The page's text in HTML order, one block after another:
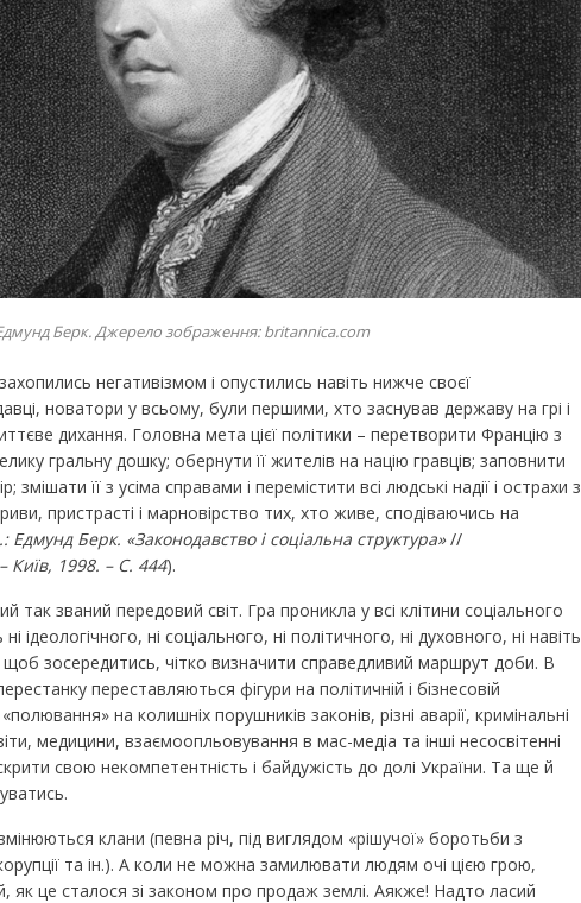
Берк. Джерело зображення: britannica.com
негативізмом і опустились навіть нижче своєї
новатори у всьому, були першими, хто заснував державу на грі і
дихання. Головна мета цієї політики – перетворити Францію з
гральну дошку; обернути її жителів на націю гравців; заповнити
її з усіма справами і перемістити всі людські надії і острахи з
пристрасті і марновірство тих, хто живе, сподіваючись на
Едмунд Берк. «Законодавство і соціальна структура»//
Київ, 1998. – С. 444).
так званий передовий світ. Гра проникла у всі клітини соціального
ідеологічного, ні соціального, ні політичного, ні духовного, ні навіть
щоб зосередитись, чітко визначити справедливий маршрут доби. В
переставляються фігури на політичній і бізнесовій
на колишніх порушників законів, різні аварії, кримінальні
медицини, взаємоопльовування в мас-медіа та інші несосвітенні
свою некомпетентність і байдужість до долі України. Та ще й
клани (певна річ, під виглядом «рішучої» боротьби з
та ін.). А коли не можна замилювати людям очі цією грою,
як це сталося зі законом про продаж землі. Аякже! Надто ласий